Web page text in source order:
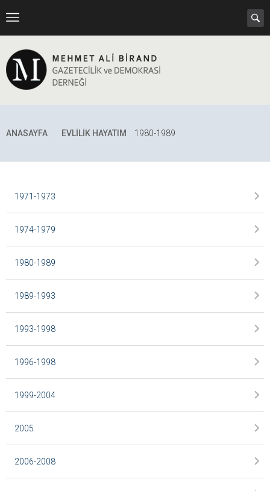
ANASAYFA EVLILIK HAYATIM 1980-1989
1971-1973
1974-1979
1980-1989
1989-1993
1993-1998
1996-1998
1999-2004
2005
2006-2008